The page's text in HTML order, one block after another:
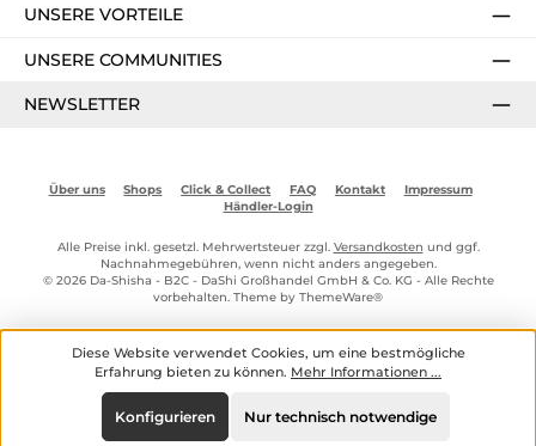
UNSERE VORTEILE
UNSERE COMMUNITIES
NEWSLETTER
Über uns Shops Click & Collect FAQ Kontakt
Impressum
Händler-Login
Alle Preise inkl. gesetzl. Mehrwertsteuer zzgl. Versandkosten und ggf.
Nachnahmegebühren, wenn nicht anders angegeben.
© 2026 Da-Shisha - B2C - DaShi Großhandel GmbH & Co. KG - Alle Rechte
vorbehalten. Theme by ThemeWare®
Diese Website verwendet Cookies, um eine bestmögliche
Erfahrung bieten zu können. Mehr Informationen ...
Nur technisch notwendige
Konfigurieren